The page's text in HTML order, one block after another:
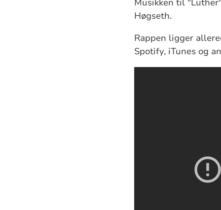
Høgseth.
Rappen ligger
Spotify, iTunes og